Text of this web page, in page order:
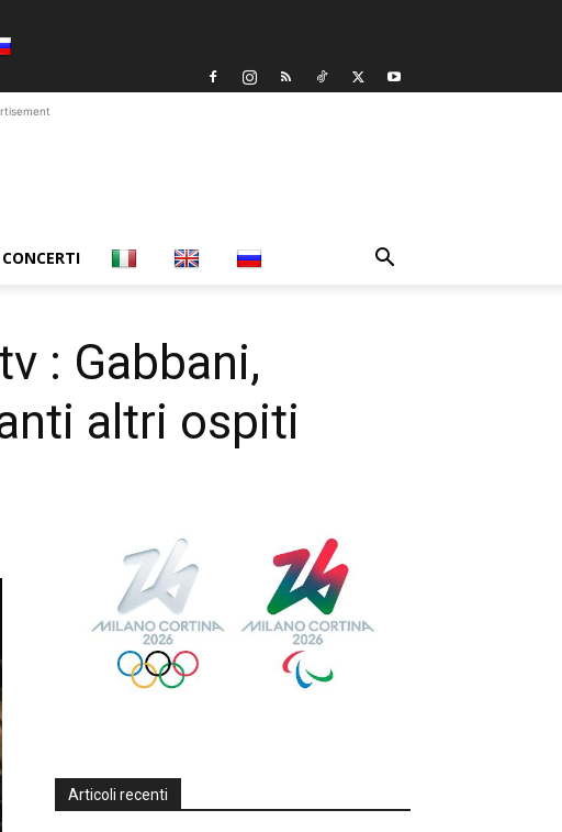
: Gabbani,
altri ospiti
Articoli recenti